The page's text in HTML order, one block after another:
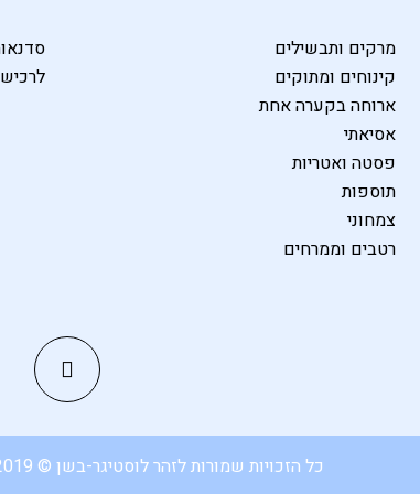
מרקים ותבשילים
קינוחים ומתוקים
ארוחה בקערה אחת
אסיאתי
פסטה ואטריות
תוספות
צמחוני
רטבים וממרחים
כל הזכויות שמורות לזהר לוסטיגר-בשן © 2019 | עיצוב אתר: